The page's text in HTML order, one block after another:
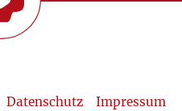
Datenschutz Impressum